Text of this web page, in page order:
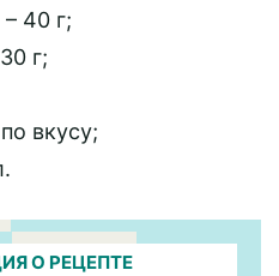
40 г;
г;
вкусу;
О РЕЦЕПТЕ